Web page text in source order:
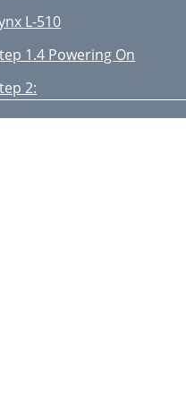
L-510
1.4 Powering On
2:
screen shot uses 3Com